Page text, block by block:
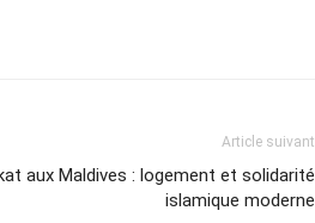
Article suivant
aux Maldives : logement et solidarité
islamique moderne